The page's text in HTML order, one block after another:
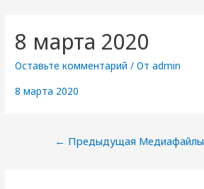
8 марта 2020
Оставьте комментарий / От admin
8 марта 2020
Навигация
← Предыдущая Медиафайлы